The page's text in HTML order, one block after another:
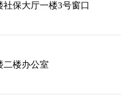
保大厅一楼3号窗口
二楼办公室